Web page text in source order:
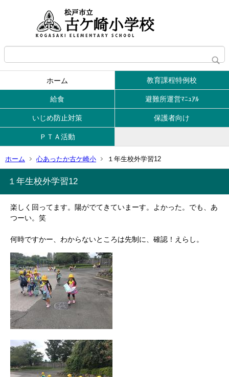
ホーム 教育課程特例校
給食 避難所運営ﾏﾆｭｱﾙ
いじめ防止対策 保護者向け
ＰＴＡ活動
ホーム 心あったか古ケ崎小 １年生校外学習12
１年生校外学習12
楽しく回ってます。陽がでてきていまーす。よかった。でも、あ
つーい。笑
何時ですかー、わからないところは先制に、確認！えらし。